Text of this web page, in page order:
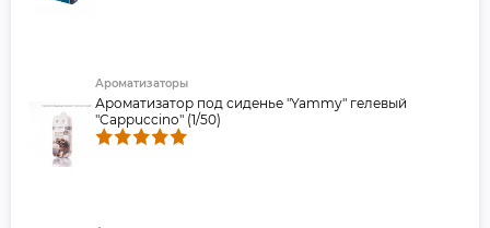
Ароматизаторы
Ароматизатор под сиденье "Yammy" гелевый
"Cappuccino" (1/50)